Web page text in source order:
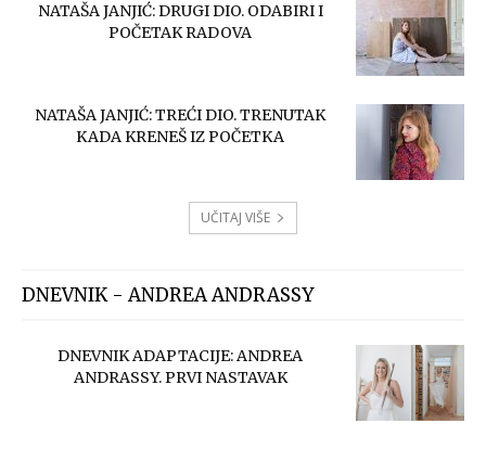
NATAŠA JANJIĆ: DRUGI DIO. ODABIRI I
POČETAK RADOVA
NATAŠA JANJIĆ: TREĆI DIO. TRENUTAK
KADA KRENEŠ IZ POČETKA
UČITAJ VIŠE
DNEVNIK - ANDREA ANDRASSY
DNEVNIK ADAPTACIJE: ANDREA
ANDRASSY. PRVI NASTAVAK